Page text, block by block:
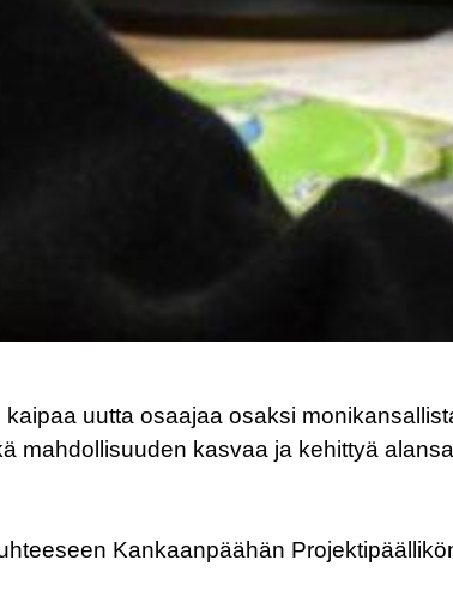
uutta osaajaa osaksi
mahdollisuuden kasvaa ja kehittyä
Kankaanpäähän